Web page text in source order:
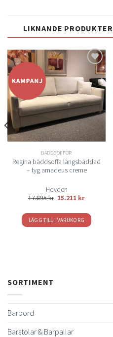
LIKNANDE PRODUKTER
Lägg
till i
önskelistan
BÄDDSOFFOR
Regina bäddsoffa längsbäddad
– tyg amadeus creme
Hovden
17.895kr Det
var:
17.895 kr.
15.211 krDet
är:
15.211 kr.
LÄGG TILL I VARUKORG
SORTIMENT
Barbord
Barstolar & Barpallar